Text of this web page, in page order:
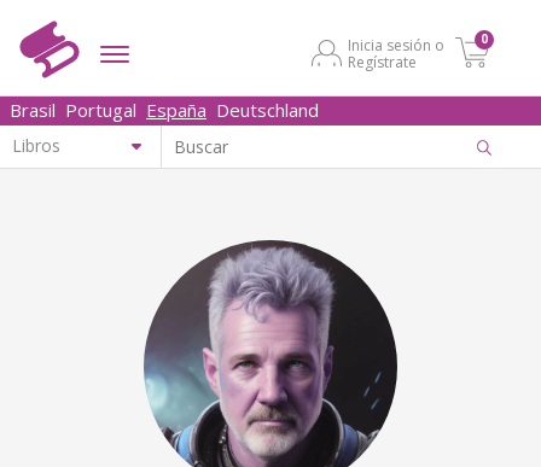
Inicia sesión o
Regístrate
0
Brasil Portugal España Deutschland